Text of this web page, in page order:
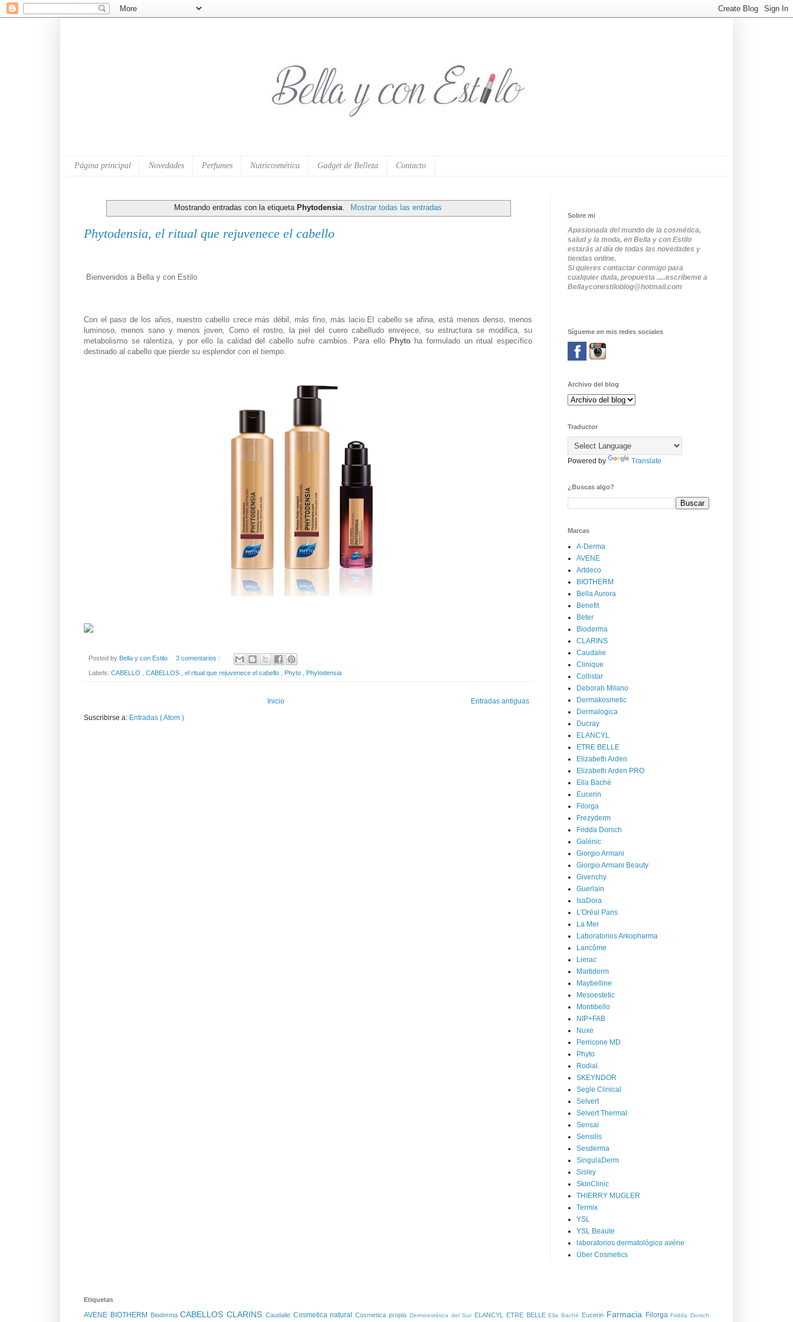
Página principal Novedades Perfumes Nutricosmética Gadget de Belleza Contacto
Mostrando entradas con la etiquetaPhytodensia Mostrar todas las entradas
Phytodensia, el ritual que rejuvenece el cabello
Bienvenidos a Bella y con Estilo
Con el paso de los años, nuestro cabello crece más débil, más fino, más lacio.El cabello se afina, está menos denso, menos
luminoso, menos sano y menos joven, Como el rostro, la piel del cuero cabelludo envejece, su estructura se modifica, su
metabolismo se ralentiza, y por ello la calidad del cabello sufre cambios. Para ello Phytoha formulado un ritual específico
destinado al cabello que pierde su esplendor con el tiempo.
Posted by Bella y con Estilo 3 comentarios :
Labels: CABELLO CABELLOS el ritual que rejuvenece el cabello Phyto Phytodensia
Entradas antiguas
Inicio
Suscribirse a: Entradas ( Atom )
Sobre mi
Apasionada del mundo de la cosmética,
salud y la moda, en Bella y con Estilo
estarás al día de todas las novedades y
tiendas online.
Si quieres contactar conmigo para
cualquier duda, propuesta .....escríbeme a
Bellayconestiloblog@hotmail.com
Sígueme en mis redes sociales
Archivo del blog
Traductor
Powered by Translate
¿Buscas algo?
Marcas
A-Derma
AVENE
Artdeco
BIOTHERM
Bella Aurora
Benefit
Beter
Bioderma
CLARINS
Caudalie
Clinique
Collistar
Deborah Milano
Dermakosmetic
Dermalogica
Ducray
ELANCYL
ETRE BELLE
Elizabeth Arden
Elizabeth Arden PRO
Ella Baché
Eucerin
Filorga
Frezyderm
Fridda Dorsch
Galénic
Giorgio Armani
Giorgio Armani Beauty
Givenchy
Guerlain
IsaDora
L'Oréal Paris
La Mer
Laboratorios Arkopharma
Lancôme
Lierac
Martiderm
Maybelline
Mesoestetic
Montibello
NIP+FAB
Nuxe
Perricone MD
Phyto
Rodial.
SKEYNDOR
Segle Clinical
Selvert
Selvert Thermal
Sensai
Sensilis
Sesderma
SingulaDerm
Sisley
SkinClinic
THIERRY MUGLER
Termix
YSL
YSL Beaute
laboratorios dermatológico avéne
Über Cosmetics
Etiquetas
AVENE BIOTHERM BiodermaCABELLOSCLARINS Caudalie Cosmetica naturalCosmetica propia Dermoestética del Sur ELANCYL ETRE BELLEElla Baché Eucerin Farmacia FilorgaFridda Dorsch